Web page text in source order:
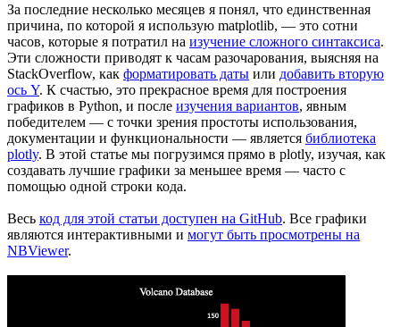
За последние несколько месяцев я понял, что единственная
причина, по которой я использую matplotlib, — это сотни
часов, которые я потратил на изучение сложного синтаксиса.
Эти сложности приводят к часам разочарования, выясняя на
StackOverflow, как форматировать даты или добавить вторую
ось Y. К счастью, это прекрасное время для построения
графиков в Python, и после изучения вариантов, явным
победителем — с точки зрения простоты использования,
документации и функциональности — является библиотека
plotly. В этой статье мы погрузимся прямо в plotly, изучая, как
создавать лучшие графики за меньшее время — часто с
помощью одной строки кода.
Весь код для этой статьи доступен на GitHub. Все графики
являются интерактивными и могут быть просмотрены на
NBViewer.